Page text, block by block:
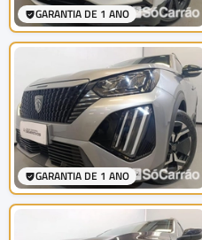
GARANTIA DE 1 ANO
GARANTIA DE 1 ANO